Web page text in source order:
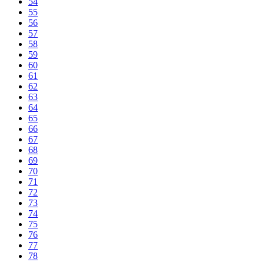
55
56
57
58
59
60
61
62
63
64
65
66
67
68
69
70
71
72
73
74
75
76
77
78